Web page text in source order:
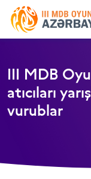
III MDB
atıcıları
vurublar